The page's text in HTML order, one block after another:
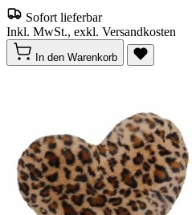
Sofort lieferbar
Inkl. MwSt., exkl. Versandkosten
In den Warenkorb